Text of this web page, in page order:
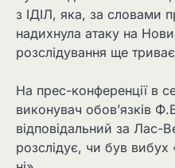
з ІДІЛ, яка, за словами
надихнула атаку на
розслідування ще
На прес-конференції в
виконувач обов’язків
відповідальний за Лас-
розслідує, чи був